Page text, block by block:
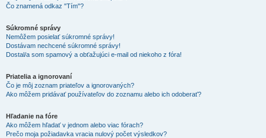
Čo znamená odkaz "Tím"?
Súkromné správy
Nemôžem posielať súkromné správy!
Dostávam nechcené súkromné správy!
Dostal/a som spamový a obťažujúci e-mail od niekoho z fóra!
Priatelia a ignorovaní
Čo je môj zoznam priateľov a ignorovaných?
Ako môžem pridávať používateľov do zoznamu alebo ich odoberať?
Hľadanie na fóre
Ako môžem hľadať v jednom alebo viac fórach?
Prečo moja požiadavka vracia nulový počet výsledkov?